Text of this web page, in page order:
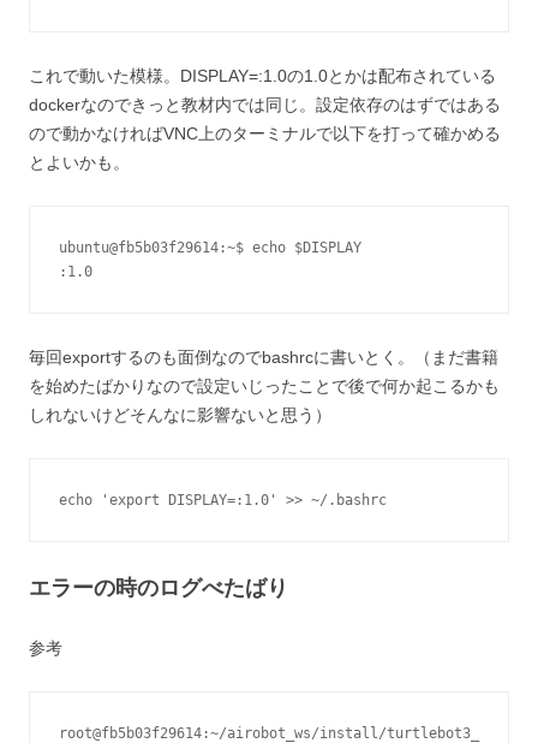
これで動いた模様。DISPLAY=:1.0の1.0とかは配布されている
dockerなのできっと教材内では同じ。設定依存のはずではある
ので動かなければVNC上のターミナルで以下を打って確かめる
とよいかも。
ubuntu@fb5b03f29614:~$ echo $DISPLAY
:1.0
毎回exportするのも面倒なのでbashrcに書いとく。（まだ書籍
を始めたばかりなので設定いじったことで後で何か起こるかも
しれないけどそんなに影響ないと思う）
echo 'export DISPLAY=:1.0' >> ~/.bashrc
エラーの時のログべたばり
参考
root@fb5b03f29614:~/airobot_ws/install/turtlebot3_